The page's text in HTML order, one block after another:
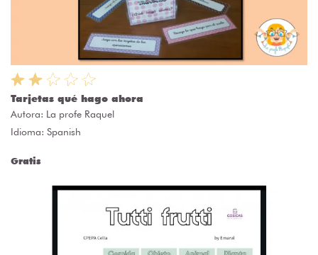
Tarjetas qué hago ahora
Autora: La profe Raquel
Idioma: Spanish
Gratis